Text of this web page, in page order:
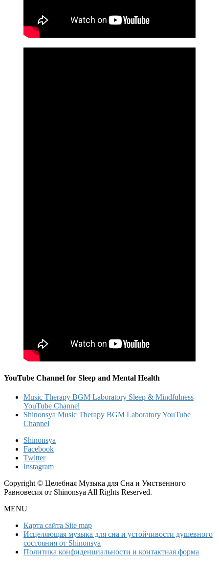
YouTube Channel for Sleep and Mental Health
Music Therapy BGM Laboratory Sleep & Mindfulness
YouTube Channel
Shinonsya Music Therapy BGM Laboratory YouTube
Channel
Shinonsya
Facebook
Twitter
Instagram
Copyright © Целебная Музыка для Сна и Умственного
Равновесия от Shinonsya All Rights Reserved.
MENU
Карта сайта Site map
Исцеляющая музыка для сна и устойчивости душевного
состояния от Shinonsya
Политика конфиденциальности и контактная форма